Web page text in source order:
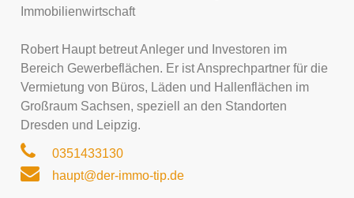
Immobilienwirtschaft
Robert Haupt betreut Anleger und Investoren im
Bereich Gewerbeflächen. Er ist Ansprechpartner für die
Vermietung von Büros, Läden und Hallenflächen im
Großraum Sachsen, speziell an den Standorten
Dresden und Leipzig.
0351433130
haupt@der-immo-tip.de